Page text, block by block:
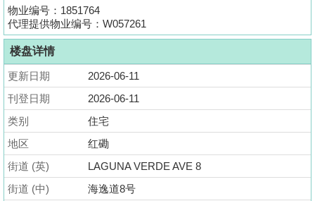
地
产
新
闻
数
据
公
布
置
物业编号：1851764
代理提供物业编号：W057261
楼盘详情
更新日期
2026-06-11
刊登日期
2026-06-11
类别
住宅
地区
红磡
街道 (英)
LAGUNA VERDE AVE 8
街道 (中)
海逸道8号